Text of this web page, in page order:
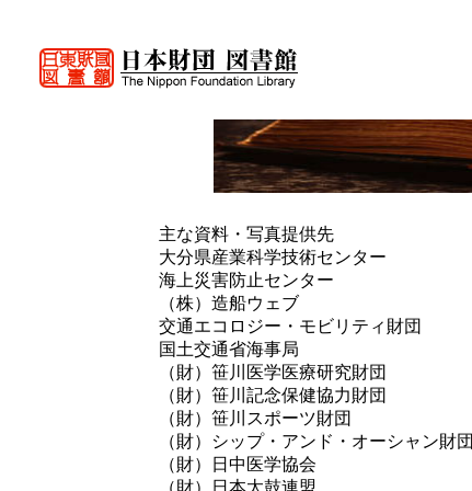
主な資料・写真提供先
大分県産業科学技術センター
海上災害防止センター
（株）造船ウェブ
交通エコロジー・モビリティ財団
国土交通省海事局
（財）笹川医学医療研究財団
（財）笹川記念保健協力財団
（財）笹川スポーツ財団
（財）シップ・アンド・オーシャン財団
（財）日中医学協会
（財）日本太鼓連盟